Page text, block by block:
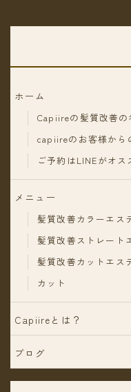
ホーム
Capiireの髪質改善の
capiireのお客様から
ご予約はLINEがオス
メニュー
髪質改善カラーエス
髪質改善ストレート
髪質改善カットエス
カット
Capiireとは？
ブログ